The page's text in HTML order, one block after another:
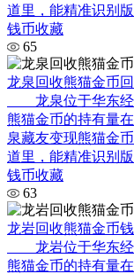
道里，能精准识别
钱币收藏
65
龙泉回收熊猫金币
龙泉位于华东经
熊猫金币的持有量
泉藏友变现熊猫金
道里，能精准识别
钱币收藏
63
龙岩回收熊猫金币
龙岩位于华东经
熊猫金币的持有量